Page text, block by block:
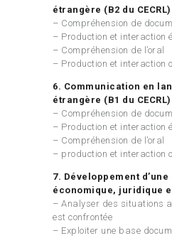
étrangère (B2 du CECRL)
– Compréhension de
– Production et interaction
– Compréhension de l’oral
– Production et interaction
6. Communication en
étrangère (B1 du CECRL)
– Compréhension de
– Production et interaction
– Compréhension de l’oral
– production et interaction
7. Développement
économique, juridique
– Analyser des situations
est confrontée
– Exploiter une base